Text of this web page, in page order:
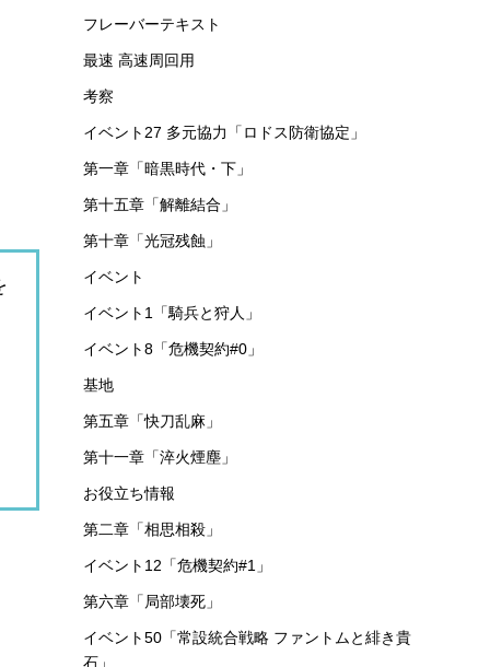
フレーバーテキスト
最速 高速周回用
考察
イベント27 多元協力「ロドス防衛協定」
第一章「暗黒時代・下」
第十五章「解離結合」
第十章「光冠残蝕」
イベント
イベント1「騎兵と狩人」
イベント8「危機契約#0」
基地
第五章「快刀乱麻」
第十一章「淬火煙塵」
お役立ち情報
第二章「相思相殺」
イベント12「危機契約#1」
第六章「局部壊死」
イベント50「常設統合戦略 ファントムと緋き貴
石」